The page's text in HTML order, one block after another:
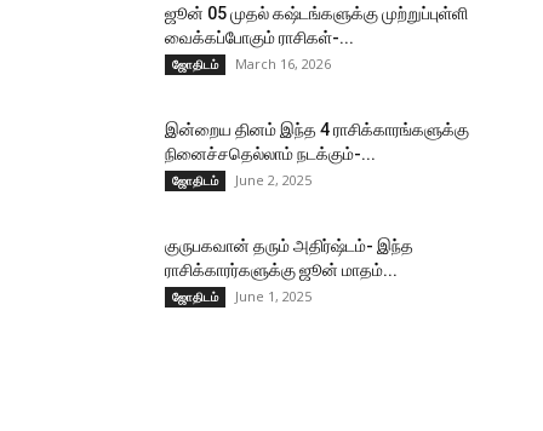
ஜூன் 05 முதல் கஷ்டங்களுக்கு முற்றுப்புள்ளி
வைக்கப்போகும் ராசிகள்-...
ஜோதிடம் March 16, 2026
இன்றைய தினம் இந்த 4 ராசிக்காரங்களுக்கு
நினைச்சதெல்லாம் நடக்கும்-...
ஜோதிடம் June 2, 2025
குருபகவான் தரும் அதிர்ஷ்டம்- இந்த
ராசிக்காரர்களுக்கு ஜூன் மாதம்...
ஜோதிடம் June 1, 2025